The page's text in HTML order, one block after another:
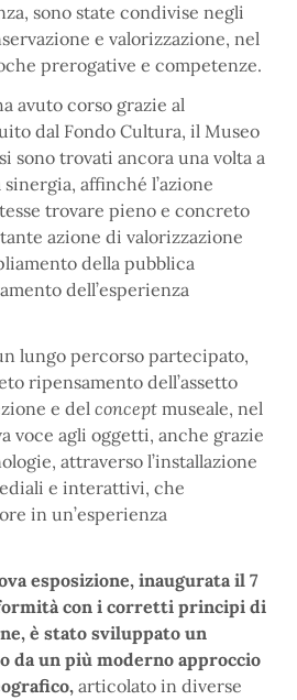
sono state condivise negli
e valorizzazione, nel
prerogative e competenze.
avuto corso grazie al
dal Fondo Cultura, il Museo
sono trovati ancora una volta a
affinché l’azione
trovare pieno e concreto
azione di valorizzazione
della pubblica
dell’esperienza
lungo percorso partecipato,
ripensamento dell’assetto
e delconcept museale, nel
voce agli oggetti, anche grazie
attraverso l’installazione
e interattivi, che
in un’esperienza
esposizione, inaugurata il 7
con i corretti principi di
è stato sviluppato un
da un più moderno approccio
articolato in diverse